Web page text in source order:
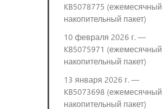
KB5078775 (ежемесячный
накопительный пакет)
10 февраля 2026 г. —
KB5075971 (ежемесячный
накопительный пакет)
13 января 2026 г. —
KB5073698 (ежемесячный
накопительный пакет)